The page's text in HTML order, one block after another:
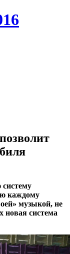
каждому
музыкой, не
новая система